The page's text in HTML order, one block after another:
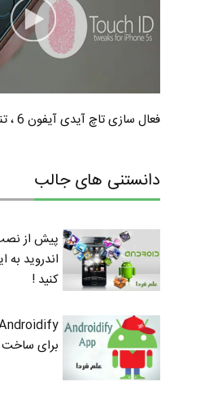
فعال سازی تاچ آیدی آیفون 6 ، تنظیمات تاچ آیدی
دانستنی های جالب
پیش از
اندروید به
کنید !
برای ساخت